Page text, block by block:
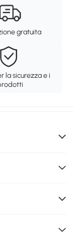
gratuita
la sicurezza e i